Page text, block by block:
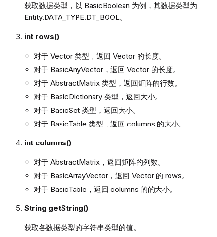
获取数据类型，以 BasicBoolean 为例，其数据类型为
Entity.DATA_TYPE.DT_BOOL。
int rows()
对于 Vector 类型，返回 Vector 的长度。
对于 BasicAnyVector，返回 Vector 的长度。
对于 AbstractMatrix 类型，返回矩阵的行数。
对于 BasicDictionary 类型，返回大小。
对于 BasicSet 类型，返回大小。
对于 BasicTable 类型，返回 columns 的大小。
int columns()
对于 AbstractMatrix，返回矩阵的列数。
对于 BasicArrayVector，返回 Vector 的 rows。
对于 BasicTable，返回 columns 的的大小。
String getString()
获取各数据类型的字符串类型的值。